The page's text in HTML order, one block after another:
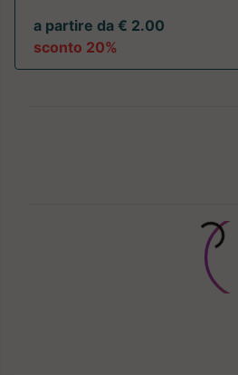
a partire da € 2.00
sconto 20%